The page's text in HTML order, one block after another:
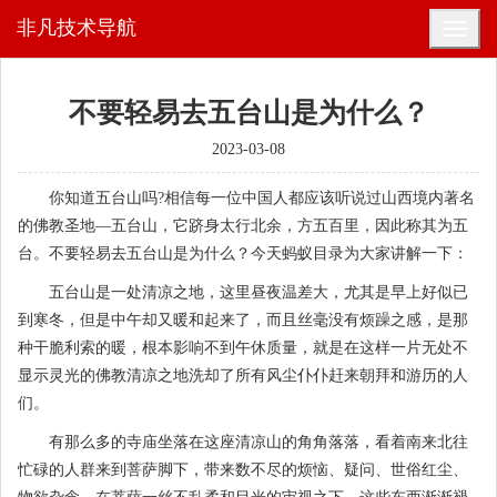
非凡技术导航
不要轻易去五台山是为什么？
2023-03-08
你知道五台山吗?相信每一位中国人都应该听说过山西境内著名
的佛教圣地—五台山，它跻身太行北余，方五百里，因此称其为五
台。不要轻易去五台山是为什么？今天蚂蚁目录为大家讲解一下：
五台山是一处清凉之地，这里昼夜温差大，尤其是早上好似已
到寒冬，但是中午却又暖和起来了，而且丝毫没有烦躁之感，是那
种干脆利索的暖，根本影响不到午休质量，就是在这样一片无处不
显示灵光的佛教清凉之地洗却了所有风尘仆仆赶来朝拜和游历的人
们。
有那么多的寺庙坐落在这座清凉山的角角落落，看着南来北往
忙碌的人群来到菩萨脚下，带来数不尽的烦恼、疑问、世俗红尘、